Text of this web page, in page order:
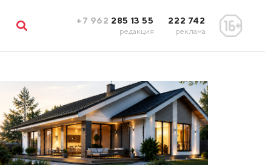
+7 962 285 13 55
редакция
222 742
реклама